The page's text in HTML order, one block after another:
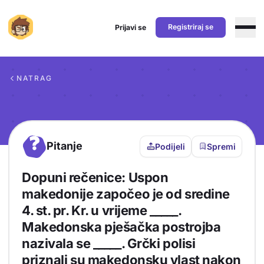
Prijavi se Registriraj se
NATRAG
? Pitanje Podijeli Spremi
Dopuni rečenice: Uspon
makedonije započeo je od sredine
4. st. pr. Kr. u vrijeme _____.
Makedonska pješačka postrojba
nazivala se _____. Grčki polisi
priznali su makedonsku vlast nakon